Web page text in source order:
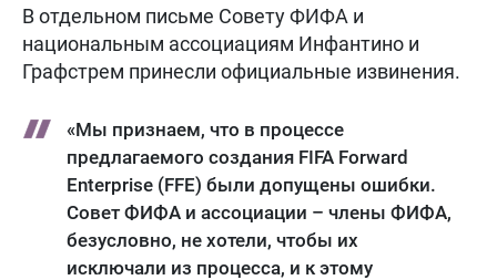
В отдельном письме Совету ФИФА и
национальным ассоциациям Инфантино и
Графстрем принесли официальные извинения.
«Мы признаем, что в процессе
предлагаемого создания FIFA Forward
Enterprise (FFE) были допущены ошибки.
Совет ФИФА и ассоциации – члены ФИФА,
безусловно, не хотели, чтобы их
исключали из процесса, и к этому